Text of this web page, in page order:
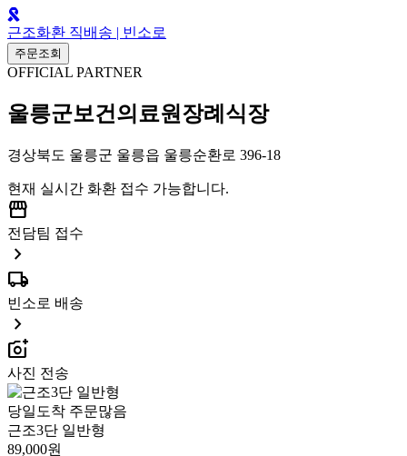
근조화환 직배송 | 빈소로
주문조회
OFFICIAL PARTNER
울릉군보건의료원장례식장
경상북도 울릉군 울릉읍 울릉순환로 396-18
현재 실시간 화환 접수 가능합니다.
storefront
전담팀 접수
chevron_right
local_shipping
빈소로 배송
chevron_right
add_a_photo
사진 전송
당일도착 주문많음
근조3단 일반형
89,000원